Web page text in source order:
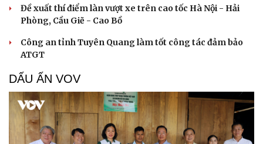
Đề xuất thí điểm làn vượt xe trên cao tốc Hà Nội - Hải
Phòng, Cầu Giẽ - Cao Bồ
Công an tỉnh Tuyên Quang làm tốt công tác đảm bảo
ATGT
DẤU ẤN VOV